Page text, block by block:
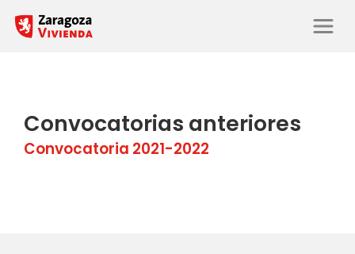
Convocatorias anteriores
Convocatoria 2021-2022